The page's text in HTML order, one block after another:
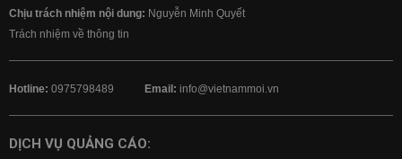
Chịu trách nhiệm nội dung: Nguyễn Minh Quyết
Trách nhiệm về thông tin
Hotline: 0975798489 Email: info@vietnammoi.vn
DỊCH VỤ QUẢNG CÁO: